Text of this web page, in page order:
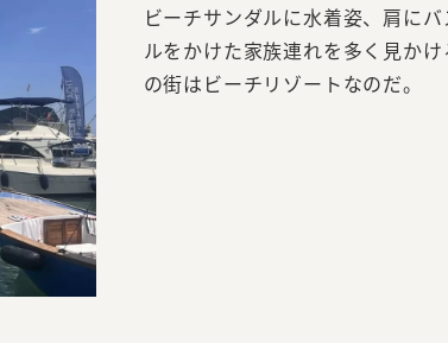
ビーチサンダルに水着姿、肩にバ
ルをかけた家族連れを多く見かけ
の街はビーチリゾートなのだ。